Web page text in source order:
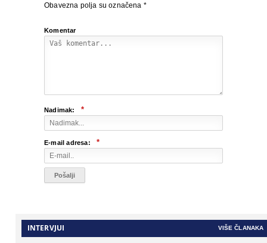
Obavezna polja su označena *
Komentar
Nadimak: *
E-mail adresa: *
INTERVJUI VIŠE ČLANAKA